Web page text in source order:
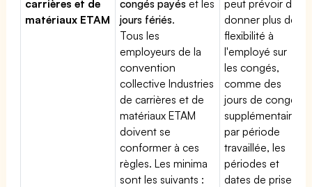
carrières et de
matériaux ETAM
congés payés et les
jours fériés.
Tous les
employeurs de la
convention
collective Industries
de carrières et de
matériaux ETAM
doivent se
conformer à ces
règles. Les minima
sont les suivants :
peut prévoir de
donner plus de
flexibilité à
l'employé sur
les congés,
comme des
jours de congé
supplémentaires
par période
travaillée, les
périodes et
dates de prise